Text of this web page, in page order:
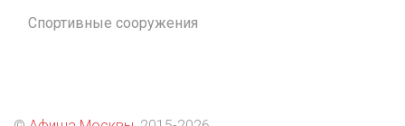
Спортивные сооружения